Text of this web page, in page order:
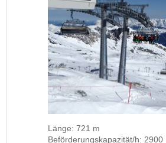
Länge: 721 m
Beförderungskapazität/h: 2900